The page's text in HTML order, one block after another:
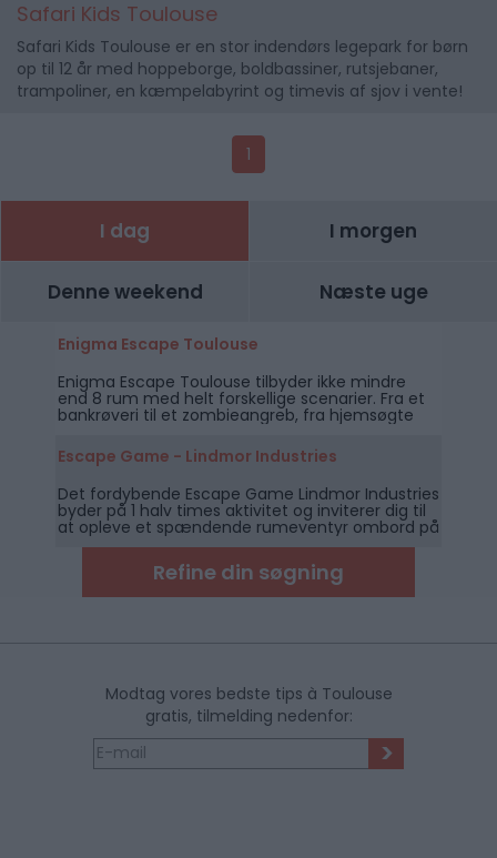
Safari Kids Toulouse
Safari Kids Toulouse er en stor indendørs legepark for børn
op til 12 år med hoppeborge, boldbassiner, rutsjebaner,
trampoliner, en kæmpelabyrint og timevis af sjov i vente!
1
I dag I morgen
Denne weekend Næste uge
Enigma Escape Toulouse
Enigma Escape Toulouse tilbyder ikke mindre
end 8 rum med helt forskellige scenarier. Fra et
bankrøveri til et zombieangreb, fra hjemsøgte
huse til et tv-show - der er noget for enhver
smag.
Escape Game - Lindmor Industries
Det fordybende Escape Game Lindmor Industries
byder på 1 halv times aktivitet og inviterer dig til
at opleve et spændende rumeventyr ombord på
et spøgelsesskib i nød.
Refine din søgning
Modtag vores bedste tips à Toulouse
gratis, tilmelding nedenfor:
>